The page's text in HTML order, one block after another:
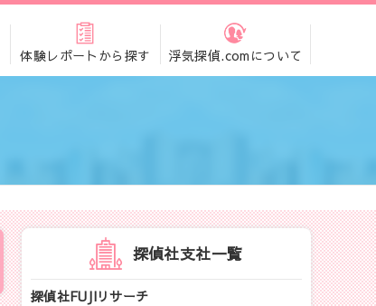
体験レポートから探す 浮気探偵.comについて
探偵社支社一覧
探偵社FUJIリサーチ